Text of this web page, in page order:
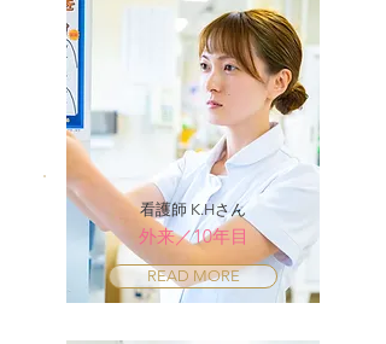
看護師 K.Hさん
外来／10年目
READ MORE